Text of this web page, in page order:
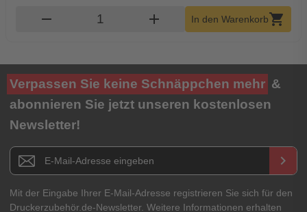
remove Produkt Warenkorb Menge
add In den Warenkorbshopping_cart
Verpassen Sie keine Schnäppchen mehr &
abonnieren Sie jetzt unseren kostenlosen
Newsletter!
Newsletter E-Mail Adresse keyboard_arrow_right
Mit der Eingabe Ihrer E-Mail-Adresse registrieren Sie sich für den
Druckerzubehör.de-Newsletter. Weitere Informationen erhalten